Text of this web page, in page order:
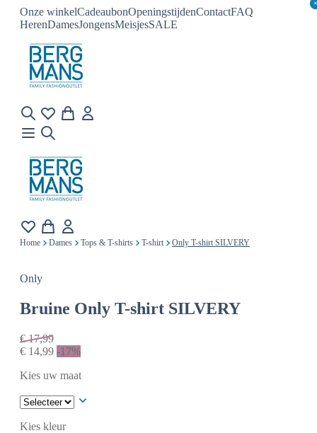
Onze winkelCadeaubonOpeningstijdenContactFAQ
HerenDamesJongensMeisjesSALE
×
×
Home Dames Tops & T-shirts T-shirt Only T-shirt SILVERY
Only
Bruine Only T-shirt SILVERY
€17,99
€ 14,99 -17%
Kies uw maat
Kies kleur